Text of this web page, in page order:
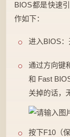
BIOS都是快速
作如下：
进入BIOS：
通过方向键
和 Fast
关掉的话，
按下F10（